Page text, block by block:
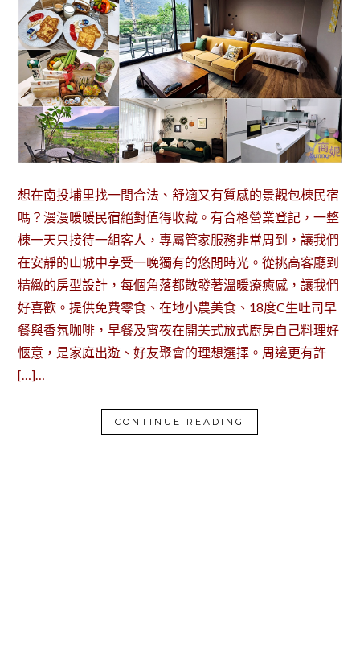
想在南投埔里找一間合法、舒適又有質感的景觀包棟民宿
嗎？漫漫暖暖民宿絕對值得收藏。有合格營業登記，一整
棟一天只接待一組客人，專屬管家服務非常周到，讓我們
在安靜的山城中享受一晚獨有的悠閒時光。從挑高客廳到
精緻的房型設計，每個角落都散發著溫暖療癒感，讓我們
好喜歡。提供免費零食、在地小農美食、18度C生吐司早
餐與香氛咖啡，早餐及宵夜在開美式放式廚房自己料理好
愜意，是家庭出遊、好友聚會的理想選擇。周邊更有許
[…]…
CONTINUE READING